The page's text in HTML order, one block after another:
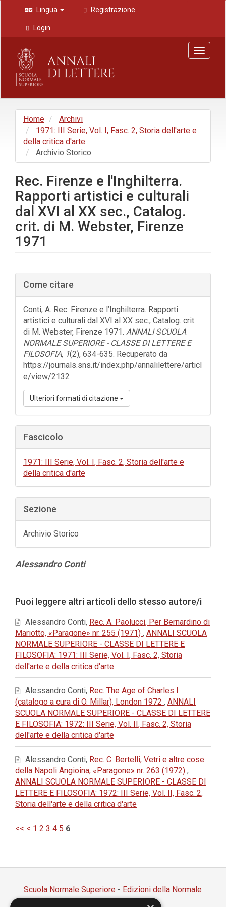
Navigazione
principale
Contenuto
principale
Barra
laterale
Lingua Registrazione
Login
Toggle
Home
Archivi
1971: III Serie, Vol. I, Fasc. 2, Storia dell'arte e
della critica d'arte
Archivio Storico
Rec. Firenze e l'Inghilterra.
Rapporti artistici e culturali
dal XVI al XX sec., Catalog.
crit. di M. Webster, Firenze
1971
Barra
laterale
dell'articolo
Come citare
Conti, A. Rec. Firenze e l’Inghilterra. Rapporti
artistici e culturali dal XVI al XX sec., Catalog. crit.
di M. Webster, Firenze 1971. ANNALI SCUOLA
NORMALE SUPERIORE - CLASSE DI LETTERE E
FILOSOFIA, 1(2), 634-635. Recuperato da
https://journals.sns.it/index.php/annalilettere/articl
e/view/2132
Ulteriori formati di citazione
Fascicolo
1971: III Serie, Vol. I, Fasc. 2, Storia dell'arte e
della critica d'arte
Sezione
Archivio Storico
Contenuto
Alessandro Conti
dell'articolo
Puoi leggere altri articoli dello stesso autore/i
Alessandro Conti, Rec. A. Paolucci, Per Bernardino di
Mariotto, «Paragone» nr. 255 (1971) , ANNALI SCUOLA
NORMALE SUPERIORE - CLASSE DI LETTERE E
FILOSOFIA: 1971: III Serie, Vol. I, Fasc. 2, Storia
dell'arte e della critica d'arte
Alessandro Conti, Rec. The Age of Charles I
(catalogo a cura di O. Millar), London 1972 , ANNALI
SCUOLA NORMALE SUPERIORE - CLASSE DI LETTERE
E FILOSOFIA: 1972: III Serie, Vol. II, Fasc. 2, Storia
dell'arte e della critica d'arte
Alessandro Conti, Rec. C. Bertelli, Vetri e altre cose
della Napoli Angioina, «Paragone» nr. 263 (1972) ,
ANNALI SCUOLA NORMALE SUPERIORE - CLASSE DI
LETTERE E FILOSOFIA: 1972: III Serie, Vol. II, Fasc. 2,
Storia dell'arte e della critica d'arte
<< < 1 2 3 4 5 6
Scuola Normale Superiore - Edizioni della Normale